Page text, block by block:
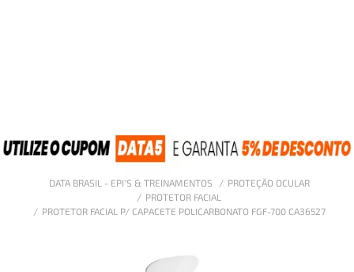
DATA BRASIL - EPI'S & TREINAMENTOS
PROTEÇÃO OCULAR
PROTETOR FACIAL
PROTETOR FACIAL P/ CAPACETE POLICARBONATO FGF-700 CA36527